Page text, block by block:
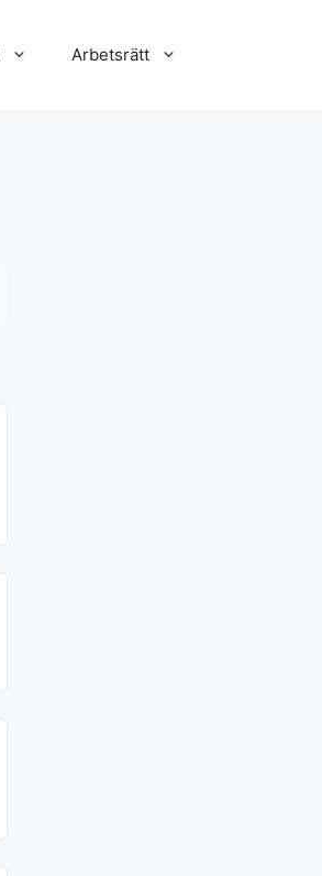
Arbetsrätt